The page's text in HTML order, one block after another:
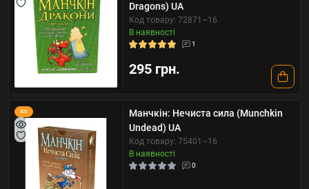
Dragons) UA
Код товару: 72871~16
В наявності
1
295 грн.
Хіт
Манчкін: Нечиста сила (Munchkin
Undead) UA
Код товару: 75401~16
В наявності
0